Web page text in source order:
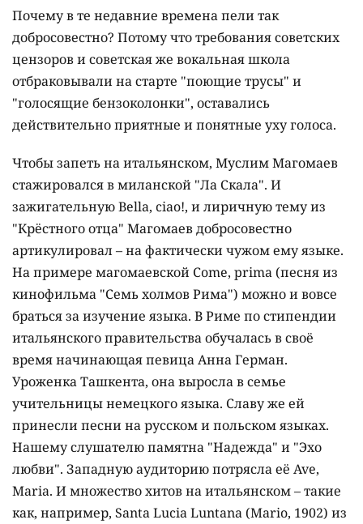
Почему в те недавние времена пели так
добросовестно? Потому что требования советских
цензоров и советская же вокальная школа
отбраковывали на старте "поющие трусы" и
"голосящие бензоколонки", оставались
действительно приятные и понятные уху голоса.
Чтобы запеть на итальянском, Муслим Магомаев
стажировался в миланской "Ла Скала". И
зажигательную Bella, ciao!, и лиричную тему из
"Крёстного отца" Магомаев добросовестно
артикулировал – на фактически чужом ему языке.
На примере магомаевской Come, prima (песня из
кинофильма "Семь холмов Рима") можно и вовсе
браться за изучение языка. В Риме по стипендии
итальянского правительства обучалась в своё
время начинающая певица Анна Герман.
Уроженка Ташкента, она выросла в семье
учительницы немецкого языка. Славу же ей
принесли песни на русском и польском языках.
Нашему слушателю памятна "Надежда" и "Эхо
любви". Западную аудиторию потрясла её Ave,
Maria. И множество хитов на итальянском – такие
как, например, Santa Lucia Luntana (Mario, 1902) из